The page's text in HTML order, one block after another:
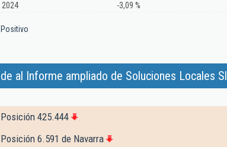
2024
-3,09 %
Positivo
al Informe ampliado de Soluciones Locales Sl
Posición 425.444
Posición 6.591 de Navarra